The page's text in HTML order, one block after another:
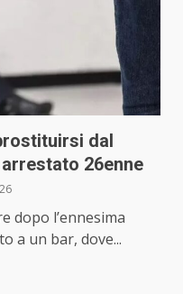
dal
26enne
dopo l’ennesima
a un bar, dove...